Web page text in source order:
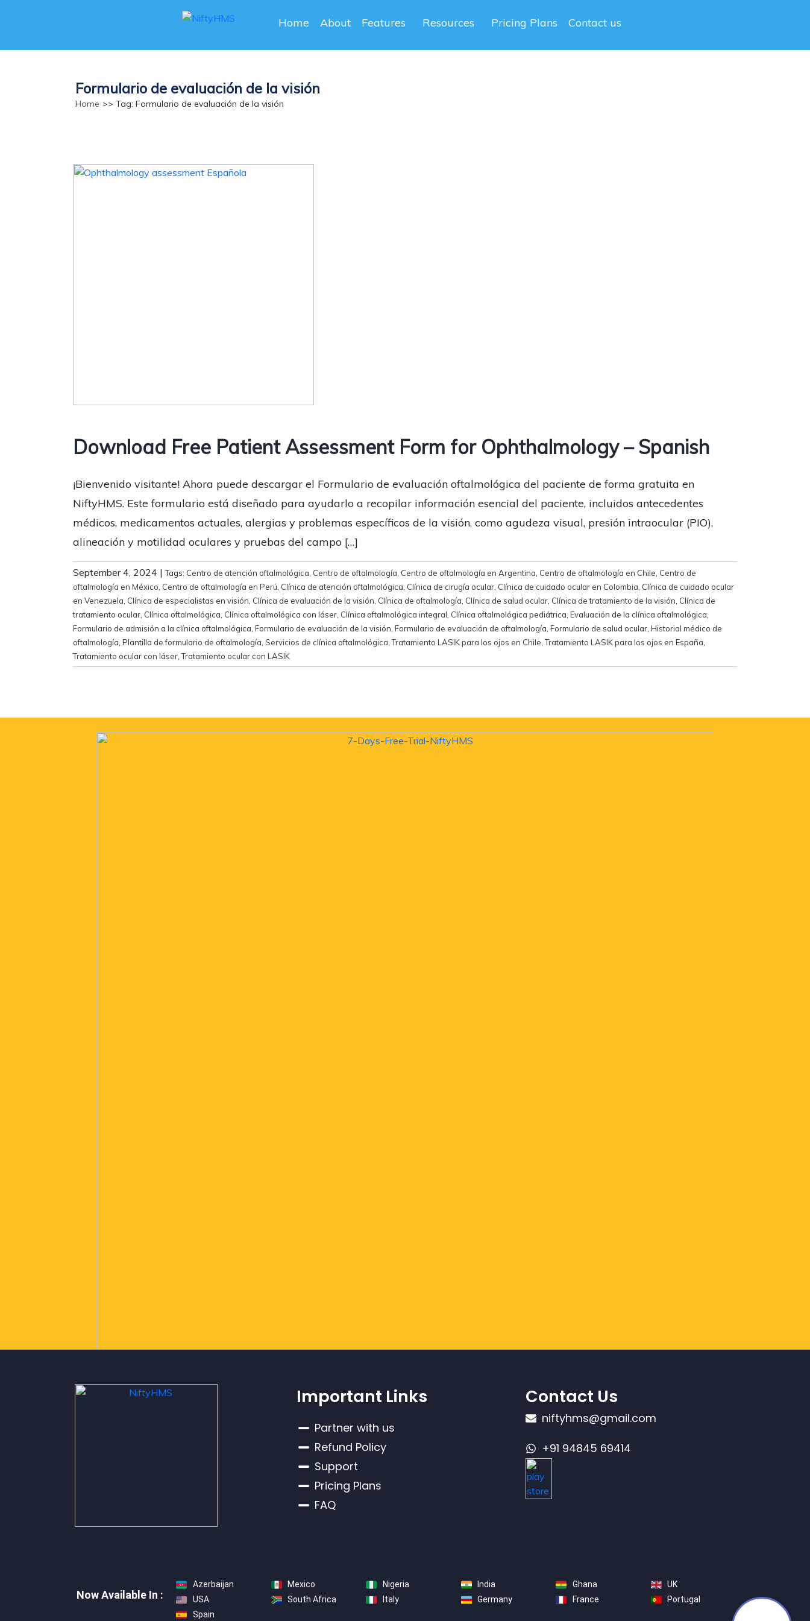
Home About Features Resources Pricing Plans Contact us
Formulario de evaluación de la visión
Home >> Tag: Formulario de evaluación de la visión
Download Free Patient Assessment Form for Ophthalmology – Spanish
¡Bienvenido visitante! Ahora puede descargar el Formulario de evaluación oftalmológica del paciente de forma gratuita en
NiftyHMS. Este formulario está diseñado para ayudarlo a recopilar información esencial del paciente, incluidos antecedentes
médicos, medicamentos actuales, alergias y problemas específicos de la visión, como agudeza visual, presión intraocular (PIO),
alineación y motilidad oculares y pruebas del campo […]
September 4, 2024 |Tags: Centro de atención oftalmológica Centro de oftalmología Centro de oftalmología en Argentina Centro de oftalmología en Chile Centro de
oftalmología en México Centro de oftalmología en Perú Clínica de atención oftalmológica Clínica de cirugía ocular Clínica de cuidado ocular en Colombia Clínica de cuidado ocular
en Venezuela Clínica de especialistas en visión Clínica de evaluación de la visión Clínica de oftalmología Clínica de salud ocular Clínica de tratamiento de la visión Clínica de
tratamiento ocular Clínica oftalmológica Clínica oftalmológica con láser Clínica oftalmológica integral Clínica oftalmológica pediátrica Evaluación de la clínica oftalmológica
Formulario de admisión a la clínica oftalmológica Formulario de evaluación de la visión Formulario de evaluación de oftalmología Formulario de salud ocular Historial médico de
oftalmología Plantilla de formulario de oftalmología Servicios de clínica oftalmológica ,Tratamiento LASIK para los ojos en Chile ,Tratamiento LASIK para los ojos en España
Tratamiento ocular con láser ,Tratamiento ocular con LASIK
Important Links
Partner with us
Refund Policy
Support
Pricing Plans
FAQ
Contact Us
niftyhms@gmail.com
+91 94845 69414
Now Available In :
Azerbaijan
USA
Spain
Mexico
South Africa
Nigeria
Italy
India
Germany
Ghana
France
UK
Portugal